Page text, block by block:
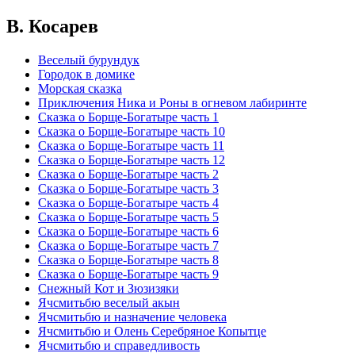
В. Косарев
Веселый бурундук
Городок в домике
Морская сказка
Приключения Ника и Роны в огневом лабиринте
Сказка о Борще-Богатыре часть 1
Сказка о Борще-Богатыре часть 10
Сказка о Борще-Богатыре часть 11
Сказка о Борще-Богатыре часть 12
Сказка о Борще-Богатыре часть 2
Сказка о Борще-Богатыре часть 3
Сказка о Борще-Богатыре часть 4
Сказка о Борще-Богатыре часть 5
Сказка о Борще-Богатыре часть 6
Сказка о Борще-Богатыре часть 7
Сказка о Борще-Богатыре часть 8
Сказка о Борще-Богатыре часть 9
Снежный Кот и Зюзизяки
Ячсмитьбю веселый акын
Ячсмитьбю и назначение человека
Ячсмитьбю и Олень Серебряное Копытце
Ячсмитьбю и справедливость